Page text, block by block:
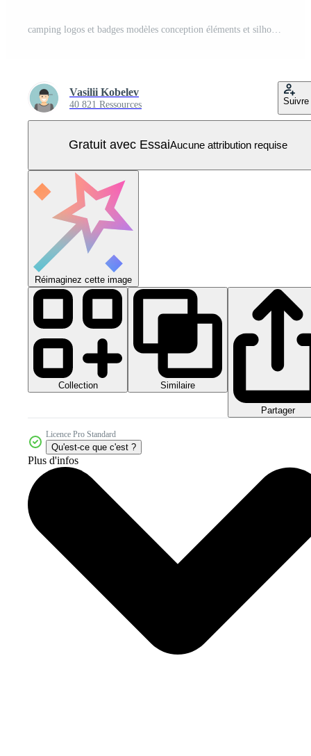
Vasilii Kobelev
40 821 Ressources Suivre
Gratuit avec EssaiAucune attribution requise
Réimaginez cette image
Collection Similaire
Partager
Licence Pro Standard
Qu'est-ce que c'est ?
Plus d'infos